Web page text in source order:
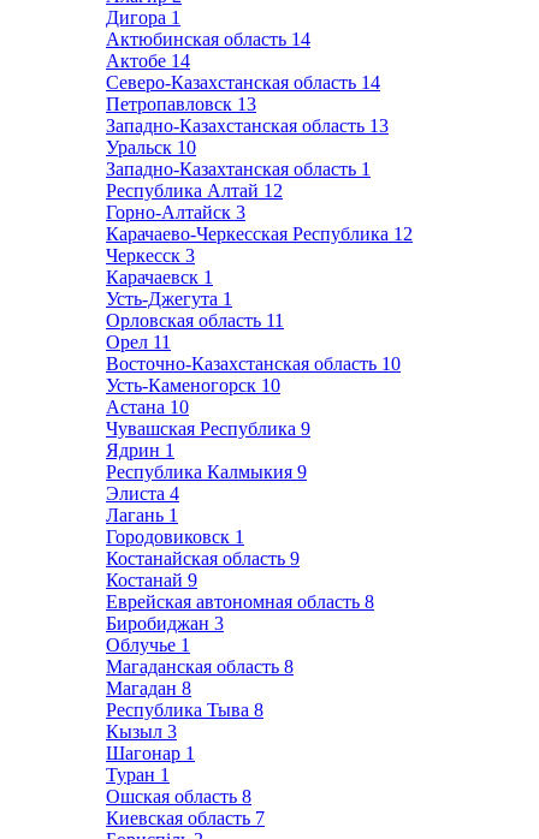
Дигора 1
Актюбинская область 14
Актобе 14
Северо-Казахстанская область 14
Петропавловск 13
Западно-Казахстанская область 13
Уральск 10
Западно-Казахтанская область 1
Республика Алтай 12
Горно-Алтайск 3
Карачаево-Черкесская Республика 12
Черкесск 3
Карачаевск 1
Усть-Джегута 1
Орловская область 11
Орел 11
Восточно-Казахстанская область 10
Усть-Каменогорск 10
Астана 10
Чувашская Республика 9
Ядрин 1
Республика Калмыкия 9
Элиста 4
Лагань 1
Городовиковск 1
Костанайская область 9
Костанай 9
Еврейская автономная область 8
Биробиджан 3
Облучье 1
Магаданская область 8
Магадан 8
Республика Тыва 8
Кызыл 3
Шагонар 1
Туран 1
Ошская область 8
Киевская область 7